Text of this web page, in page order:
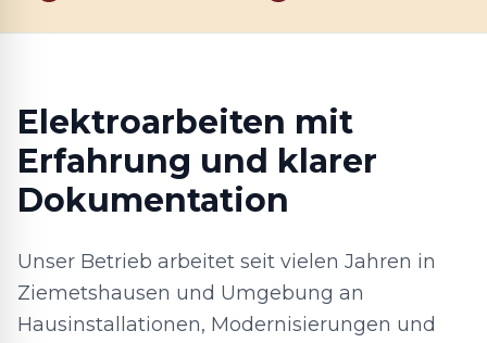
Elektroarbeiten mit
Erfahrung und klarer
Dokumentation
Unser Betrieb arbeitet seit vielen Jahren in
Ziemetshausen und Umgebung an
Hausinstallationen, Modernisierungen und